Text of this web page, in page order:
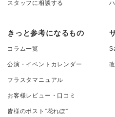
スタッフに相談する
きっと参考になるもの
コラム一覧
公演・イベントカレンダー
フラスタマニュアル
お客様レビュー・口コミ
皆様のポスト”花れぽ”